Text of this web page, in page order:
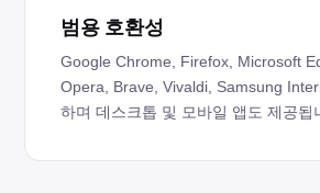
범용 호환성
Google Chrome, Firefox, Microsoft
Opera, Brave, Vivaldi, Samsung
하며 데스크톱 및 모바일 앱도 제공됩